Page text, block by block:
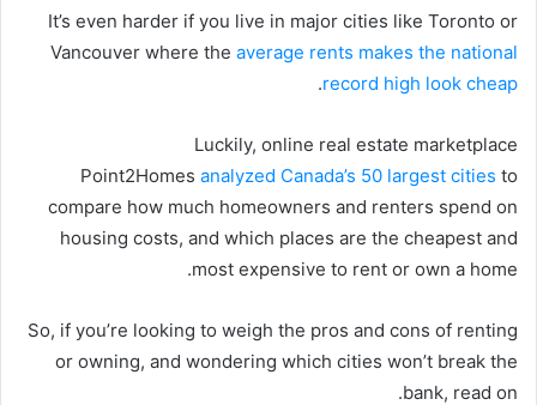
It’s even harder if you live in major cities like Toronto or
Vancouver where the average rents makes the national
record high look cheap
.
Luckily, online real estate marketplace
Point2Homes analyzed Canada’s 50 largest cities to
compare how much homeowners and renters spend on
housing costs, and which places are the cheapest and
most expensive to rent or own a home.
So, if you’re looking to weigh the pros and cons of renting
or owning, and wondering which cities won’t break the
bank, read on.